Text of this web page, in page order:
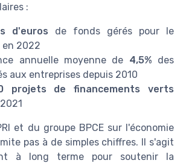
:
d'euros de fonds gérés pour le
en 2022
annuelle moyenne de 4,5% des
aux entreprises depuis 2010
projets de financements verts
et du groupe BPCE sur l'économie
pas à de simples chiffres. Il s'agit
à long terme pour soutenir la